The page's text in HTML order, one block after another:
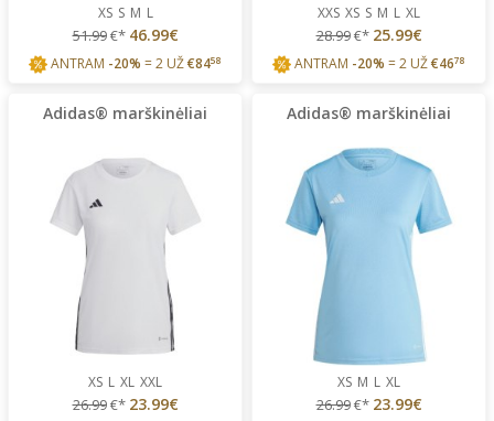
XS S M L
51.99€* 46.99€
ANTRAM -20% = 2 UŽ€8458
XXS XS S M L XL
28.99€* 25.99€
ANTRAM -20% = 2 UŽ€4678
Adidas® marškinėliai
XS L XL XXL
26.99€* 23.99€
Adidas® marškinėliai
XS M L XL
26.99€* 23.99€